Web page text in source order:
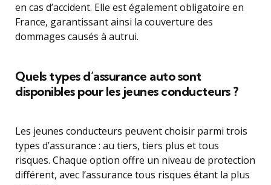
en cas d’accident. Elle est également obligatoire en
France, garantissant ainsi la couverture des
dommages causés à autrui.
Quels types d’assurance auto sont
disponibles pour les jeunes conducteurs ?
Les jeunes conducteurs peuvent choisir parmi trois
types d’assurance : au tiers, tiers plus et tous
risques. Chaque option offre un niveau de protection
différent, avec l’assurance tous risques étant la plus